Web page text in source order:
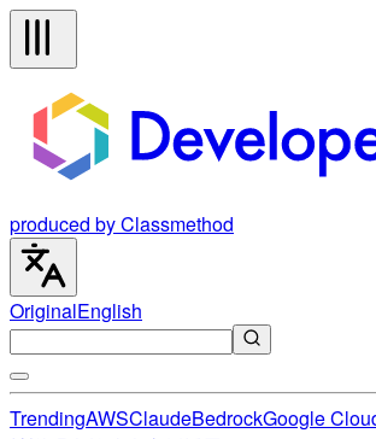
produced by Classmethod
OriginalEnglish
TrendingAWSClaudeBedrockGoogle